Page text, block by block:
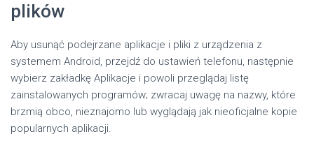
plików
Aby usunąć podejrzane aplikacje i pliki z urządzenia z
systemem Android, przejdź do ustawień telefonu, następnie
wybierz zakładkę Aplikacje i powoli przeglądaj listę
zainstalowanych programów; zwracaj uwagę na nazwy, które
brzmią obco, nieznajomo lub wyglądają jak nieoficjalne kopie
popularnych aplikacji.